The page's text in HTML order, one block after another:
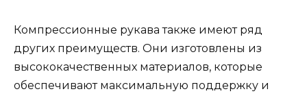
Компрессионные рукава также имеют ряд
других преимуществ. Они изготовлены из
высококачественных материалов, которые
обеспечивают максимальную поддержку и